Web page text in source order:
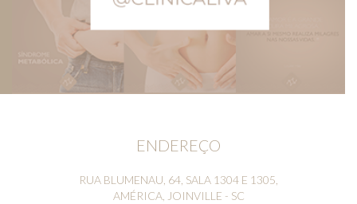
ENDEREÇO
RUA BLUMENAU, 64, SALA 1304 E 1305,
AMÉRICA, JOINVILLE - SC